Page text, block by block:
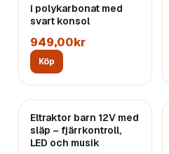
i polykarbonat med
svart konsol
949,00kr
Köp
Eltraktor barn 12V med
släp – fjärrkontroll,
LED och musik